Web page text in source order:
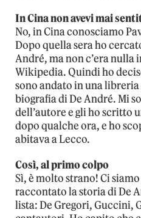
In Cina non avevi mai
No, in Cina conosciamo
Dopo quella sera ho
André, ma non c’era nulla
Wikipedia. Quindi ho
sono andato in una
biografia di De André. Mi
dell’autore e gli ho scritto
dopo qualche ora, e ho
abitava a Lecco.
Così, al primo colpo
Sì, è molto strano! Ci
raccontato la storia di De
lista: De Gregori, Guccini,